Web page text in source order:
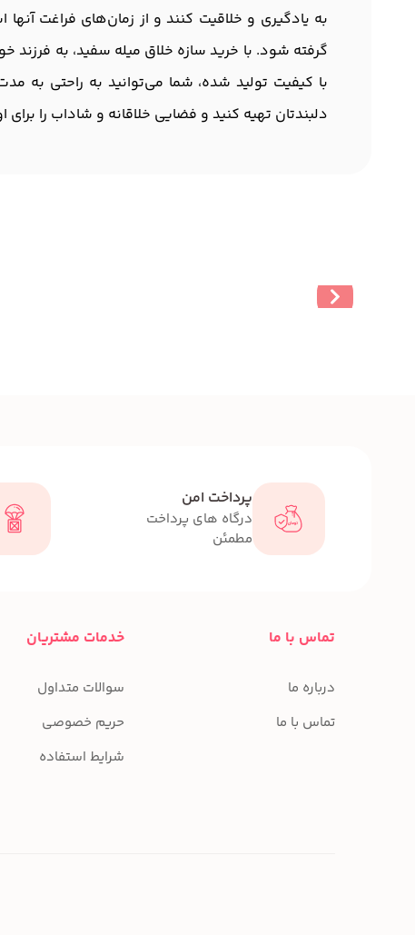
به یادگیری و خلاقیت کنند و از زمان‌های فراغت
گرفته شود. با خرید سازه خلاق میله سفید، به
با کیفیت تولید شده، شما می‌توانید به راحتی به
دلبندتان تهیه کنید و فضایی خلاقانه و شاداب را برای
پرداخت امن
درگاه های پرداخت
مطمئن
تماس با ما
درباره ما
تماس با ما
خدمات مشتریان
سوالات متداول
حریم خصوصی
شرایط استفاده